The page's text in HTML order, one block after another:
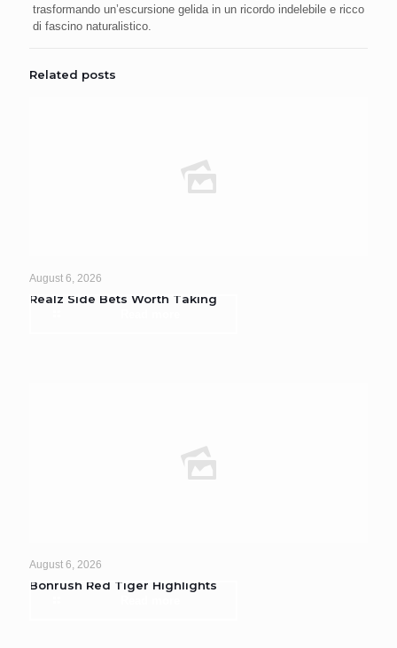
trasformando un’escursione gelida in un ricordo indelebile e ricco
di fascino naturalistico.
Related posts
August 6, 2026
Realz Side Bets Worth Taking
August 6, 2026
Bonrush Red Tiger Highlights